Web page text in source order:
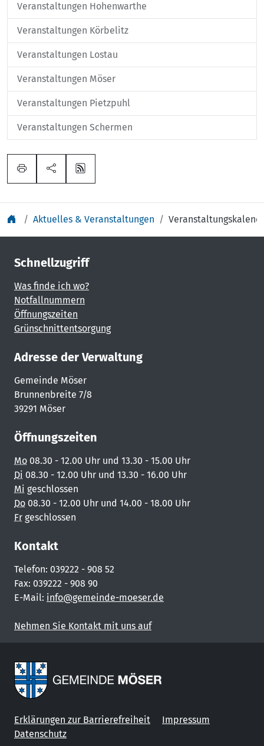
Veranstaltungen Hohenwarthe
Veranstaltungen Körbelitz
Veranstaltungen Lostau
Veranstaltungen Möser
Veranstaltungen Pietzpuhl
Veranstaltungen Schermen
Aktuelles & Veranstaltungen
Schnellzugriff
Was finde ich wo?
Notfallnummern
Öffnungszeiten
Grünschnittentsorgung
Adresse der Verwaltung
Gemeinde Möser
Brunnenbreite 7/8
39291 Möser
Öffnungszeiten
Mo 08.30 - 12.00 Uhr und 13.30 - 15.00 Uhr
Di 08.30 - 12.00 Uhr und 13.30 - 16.00 Uhr
Mi geschlossen
Do 08.30 - 12.00 Uhr und 14.00 - 18.00 Uhr
Fr geschlossen
Kontakt
Telefon: 039222 - 908 52
Fax: 039222 - 908 90
E-Mail: info@gemeinde-moeser.de
Nehmen Sie Kontakt mit uns auf
Erklärungen zur Barrierefreiheit
Impressum
Datenschutz